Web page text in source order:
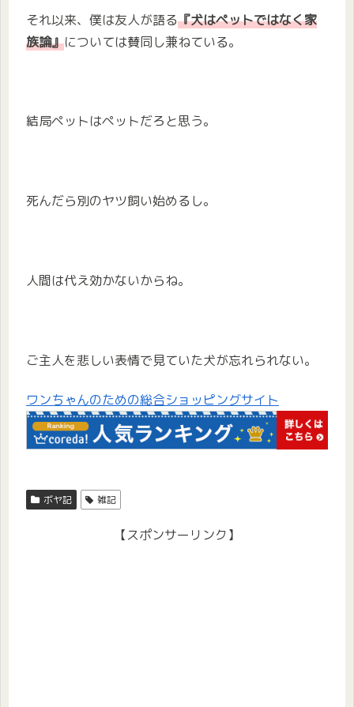
それ以来、僕は友人が語る『犬はペットではなく家
族論』については賛同し兼ねている。
結局ペットはペットだろと思う。
死んだら別のヤツ飼い始めるし。
人間は代え効かないからね。
ご主人を悲しい表情で見ていた犬が忘れられない。
ワンちゃんのための総合ショッピングサイト
ボヤ記 雑記
【スポンサーリンク】